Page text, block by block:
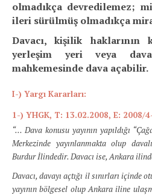
olmadıkça devredilemez;
ileri sürülmüş olmadıkça
Davacı, kişilik haklarının
yerleşim yeri veya
mahkemesinde dava açabilir.
I-) Yargı Kararları:
1-) YHGK, T: 13.02.2008, E: 2008/
“… Dava konusu yayının yapıldığı
Merkezinde yayınlanmakta olup
Burdur İlindedir. Davacı ise, Ankara
Davacı, davayı açtığı il sınırları içinde
yayının bölgesel olup Ankara iline